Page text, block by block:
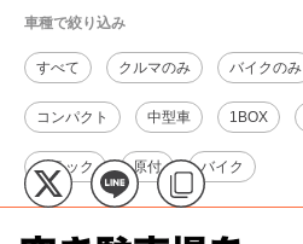
車種で絞り込み
すべて クルマのみ バイクのみ
コンパクト 中型車 1BOX
トラック 原付 バイク